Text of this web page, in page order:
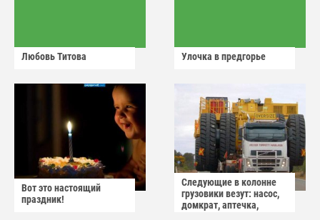
Любовь Титова Улочка в предгорье
Вот это настоящий
праздник!
Следующие в колонне
грузовики везут: насос,
домкрат, аптечка,